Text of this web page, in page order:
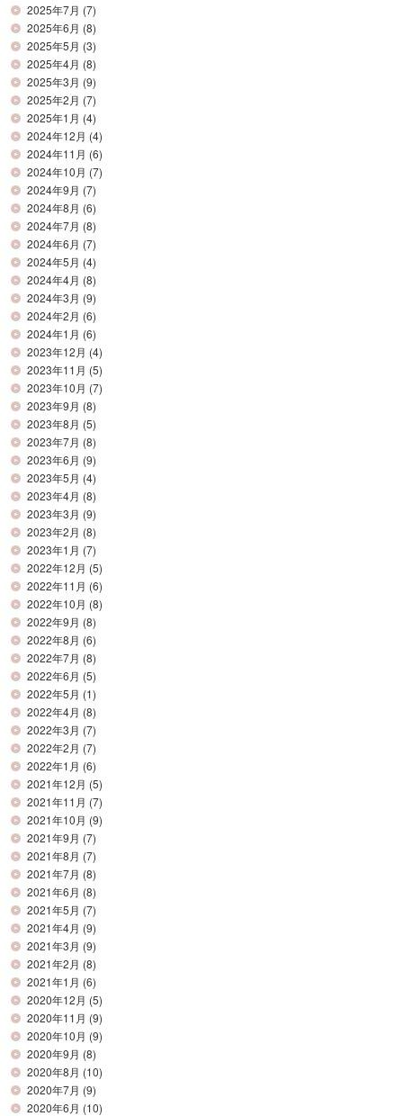
2025年7月 (7)
2025年6月 (8)
2025年5月 (3)
2025年4月 (8)
2025年3月 (9)
2025年2月 (7)
2025年1月 (4)
2024年12月 (4)
2024年11月 (6)
2024年10月 (7)
2024年9月 (7)
2024年8月 (6)
2024年7月 (8)
2024年6月 (7)
2024年5月 (4)
2024年4月 (8)
2024年3月 (9)
2024年2月 (6)
2024年1月 (6)
2023年12月 (4)
2023年11月 (5)
2023年10月 (7)
2023年9月 (8)
2023年8月 (5)
2023年7月 (8)
2023年6月 (9)
2023年5月 (4)
2023年4月 (8)
2023年3月 (9)
2023年2月 (8)
2023年1月 (7)
2022年12月 (5)
2022年11月 (6)
2022年10月 (8)
2022年9月 (8)
2022年8月 (6)
2022年7月 (8)
2022年6月 (5)
2022年5月 (1)
2022年4月 (8)
2022年3月 (7)
2022年2月 (7)
2022年1月 (6)
2021年12月 (5)
2021年11月 (7)
2021年10月 (9)
2021年9月 (7)
2021年8月 (7)
2021年7月 (8)
2021年6月 (8)
2021年5月 (7)
2021年4月 (9)
2021年3月 (9)
2021年2月 (8)
2021年1月 (6)
2020年12月 (5)
2020年11月 (9)
2020年10月 (9)
2020年9月 (8)
2020年8月 (10)
2020年7月 (9)
2020年6月 (10)